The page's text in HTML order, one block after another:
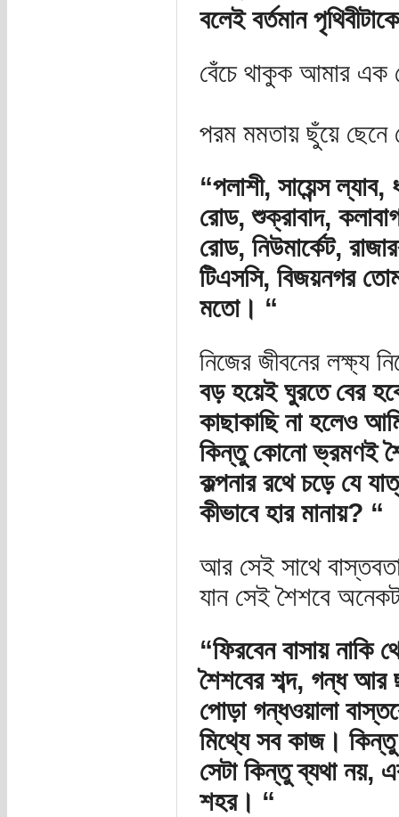
বলেই বর্তমান
বেঁচে থাকুক আমার এক
পরম মমতায় ছুঁয়ে ছেনে
“পলাশী, সায়েন্স ল্যাব,
রোড, শুক্রাবাদ,
রোড, নিউমার্কেট,
টিএসসি, বিজয়নগর
মতো। “
নিজের জীবনের লক্ষ্য
বড় হয়েই ঘুরতে বের
কাছাকাছি না হলেও
কিন্তু কোনো ভ্রমণই
কল্পনার রথে চড়ে যে
কীভাবে হার মানায়? “
আর সেই সাথে
যান সেই শৈশবে
“ফিরবেন বাসায়
শৈশবের শব্দ, গন্ধ আর
পোড়া গন্ধওয়ালা
মিথ্যে সব কাজ। কিন্তু
সেটা কিন্তু ব্যথা নয়,
শহর। “